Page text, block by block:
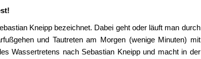
Kneipp bezeichnet. Dabei geht oder läuft man durch
und Tautreten am Morgen (wenige Minuten) mit
Wassertretens nach Sebastian Kneipp und macht in der